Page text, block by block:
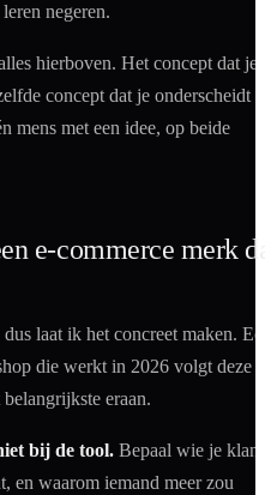
negeren.
hierboven. Het concept dat je
concept dat je onderscheidt
mens met een idee, op beide
e-commerce merk
laat ik het concreet maken.
die werkt in 2026 volgt deze
eraan.
bij de tool. Bepaal wie je klant
en waarom iemand meer zou